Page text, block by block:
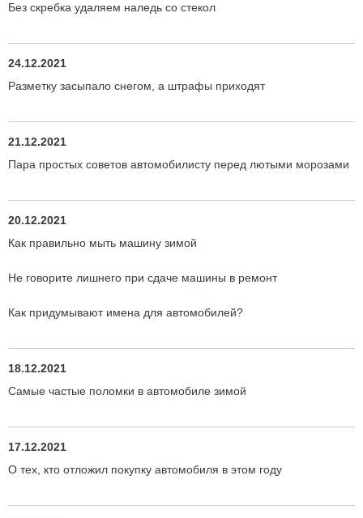
Без скребка удаляем наледь со стекол
24.12.2021
Разметку засыпало снегом, а штрафы приходят
21.12.2021
Пара простых советов автомобилисту перед лютыми морозами
20.12.2021
Как правильно мыть машину зимой
Не говорите лишнего при сдаче машины в ремонт
Как придумывают имена для автомобилей?
18.12.2021
Самые частые поломки в автомобиле зимой
17.12.2021
О тех, кто отложил покупку автомобиля в этом году